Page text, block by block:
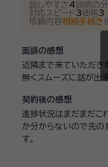
話しやすさ4説明の
対応スピード3価格3
依頼内容相続手続き
面談の感想
近隣まで来ていただき
無くスムーズに話が出来
契約後の感想
進捗状況はまだまだこ
か分からないので先の
す。